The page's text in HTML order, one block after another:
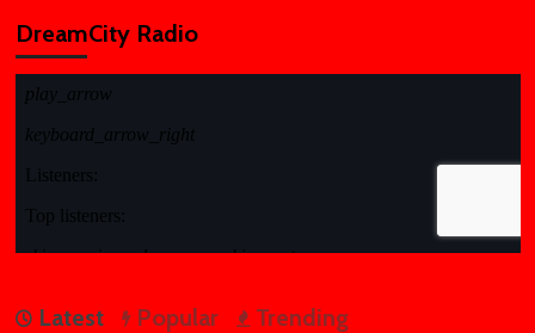
DreamCity Radio
Latest Popular Trending